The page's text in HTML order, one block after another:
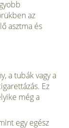
az
asztma és
a tubák vagy a
Ez
még a
egy egész